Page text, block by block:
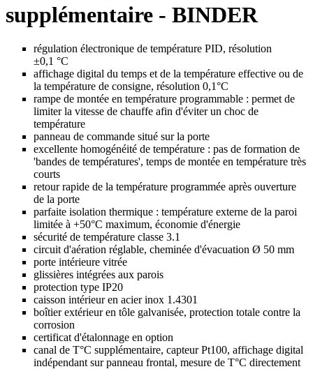
supplémentaire - BINDER
régulation électronique de température PID, résolution
±0,1 °C
affichage digital du temps et de la température effective ou de
la température de consigne, résolution 0,1°C
rampe de montée en température programmable : permet de
limiter la vitesse de chauffe afin d'éviter un choc de
température
panneau de commande situé sur la porte
excellente homogénéité de température : pas de formation de
'bandes de températures', temps de montée en température très
courts
retour rapide de la température programmée après ouverture
de la porte
parfaite isolation thermique : température externe de la paroi
limitée à +50°C maximum, économie d'énergie
sécurité de température classe 3.1
circuit d'aération réglable, cheminée d'évacuation Ø 50 mm
porte intérieure vitrée
glissières intégrées aux parois
protection type IP20
caisson intérieur en acier inox 1.4301
boîtier extérieur en tôle galvanisée, protection totale contre la
corrosion
certificat d'étalonnage en option
canal de T°C supplémentaire, capteur Pt100, affichage digital
indépendant sur panneau frontal, mesure de T°C directement